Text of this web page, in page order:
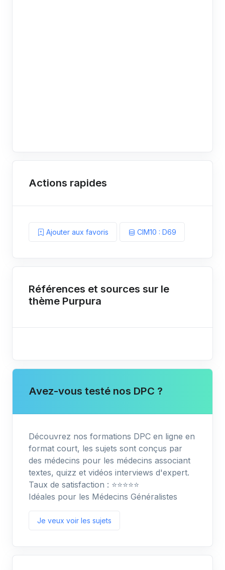
Actions rapides
Ajouter aux favoris CIM10 : D69
Références et sources sur le
thème Purpura
Avez-vous testé nos DPC ?
Découvrez nos formations DPC en ligne en
format court, les sujets sont conçus par
des médecins pour les médecins associant
textes, quizz et vidéos interviews d'expert.
Taux de satisfaction : ⭐️⭐️⭐️⭐️⭐️
Idéales pour les Médecins Généralistes
Je veux voir les sujets